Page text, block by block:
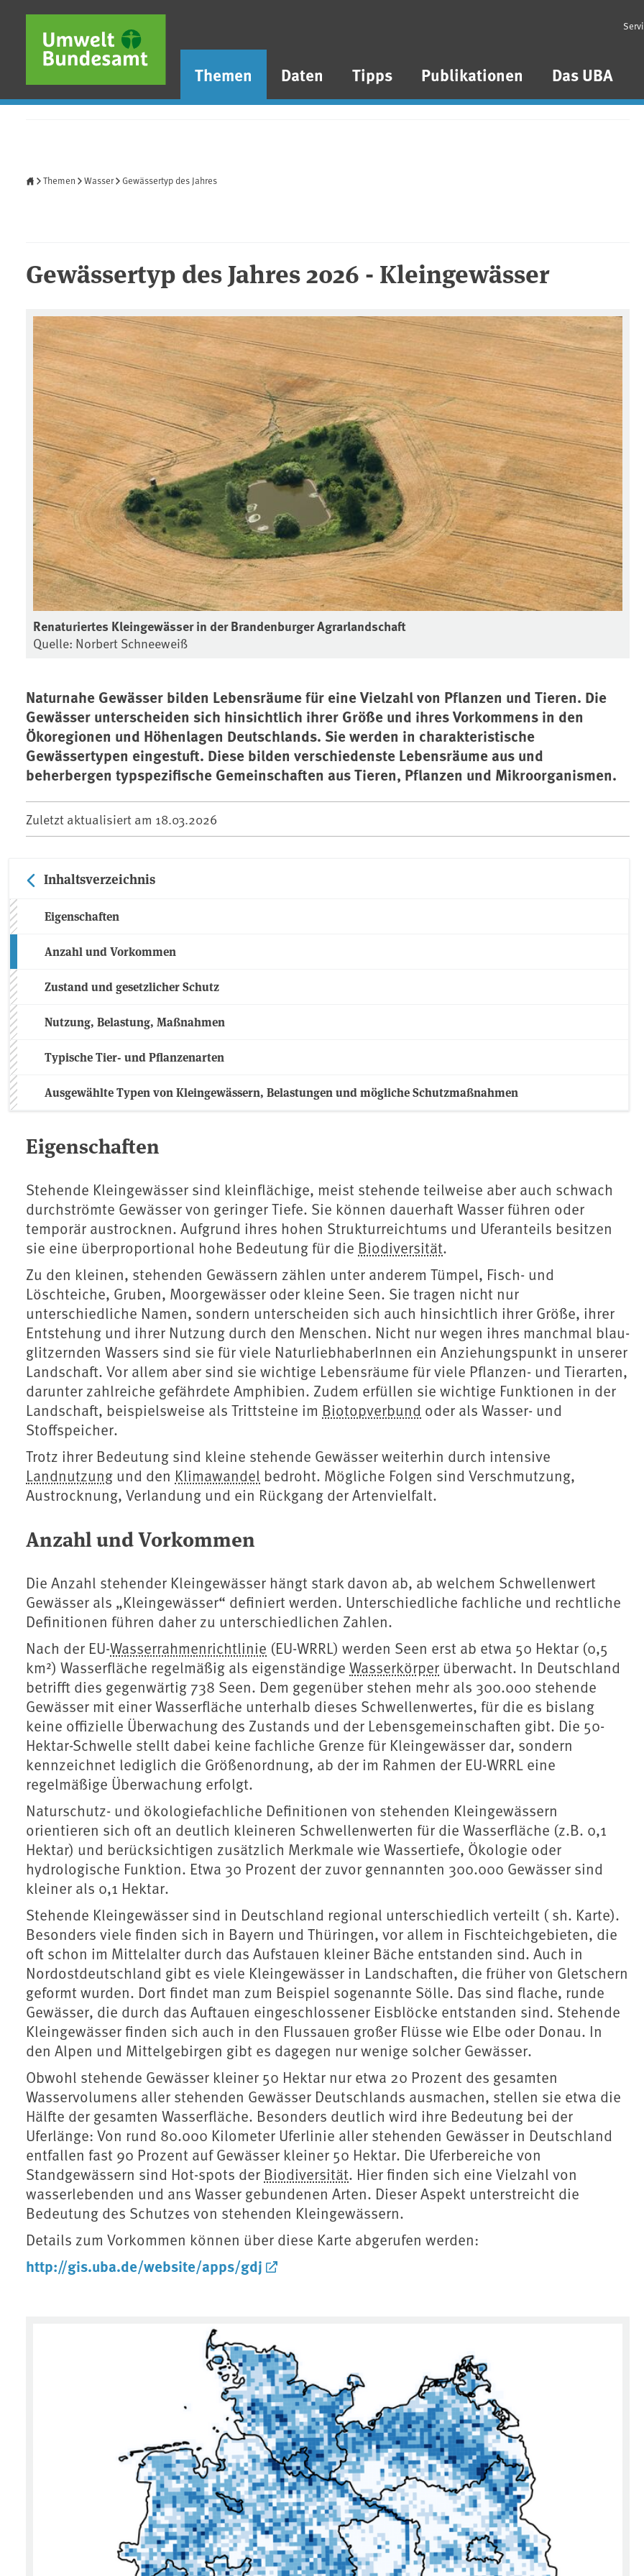
Direkt zum Inhalt
Direkt zum Hauptmenü
Direkt zur Fußzeile
Themen Daten Tipps Publikationen Das UBA
Themen Wasser Gewässertyp des Jahres
Gewässertyp des Jahres 2026 - Kleingewässer
Renaturiertes Kleingewässer in der Brandenburger Agrarlandschaft
Quelle: Norbert Schneeweiß
Naturnahe Gewässer bilden Lebensräume für eine Vielzahl von Pflanzen und Tieren. Die
Gewässer unterscheiden sich hinsichtlich ihrer Größe und ihres Vorkommens in den
Ökoregionen und Höhenlagen Deutschlands. Sie werden in charakteristische
Gewässertypen eingestuft. Diese bilden verschiedenste Lebensräume aus und
beherbergen typspezifische Gemeinschaften aus Tieren, Pflanzen und Mikroorganismen.
Zuletzt aktualisiert am 18.03.2026
Inhaltsverzeichnis
Eigenschaften
Anzahl und Vorkommen
Zustand und gesetzlicher Schutz
Nutzung, Belastung, Maßnahmen
Typische Tier- und Pflanzenarten
Ausgewählte Typen von Kleingewässern, Belastungen und mögliche Schutzmaßnahmen
Eigenschaften
Stehende Kleingewässer sind kleinflächige, meist stehende teilweise aber auch schwach
durchströmte Gewässer von geringer Tiefe. Sie können dauerhaft Wasser führen oder
temporär austrocknen. Aufgrund ihres hohen Strukturreichtums und Uferanteils besitzen
sie eine überproportional hohe Bedeutung für die Biodiversität.
Zu den kleinen, stehenden Gewässern zählen unter anderem Tümpel, Fisch- und
Löschteiche, Gruben, Moorgewässer oder kleine Seen. Sie tragen nicht nur
unterschiedliche Namen, sondern unterscheiden sich auch hinsichtlich ihrer Größe, ihrer
Entstehung und ihrer Nutzung durch den Menschen. Nicht nur wegen ihres manchmal blau-
glitzernden Wassers sind sie für viele NaturliebhaberInnen ein Anziehungspunkt in unserer
Landschaft. Vor allem aber sind sie wichtige Lebensräume für viele Pflanzen- und Tierarten,
darunter zahlreiche gefährdete Amphibien. Zudem erfüllen sie wichtige Funktionen in der
Landschaft, beispielsweise als Trittsteine im Biotopverbund oder als Wasser- und
Stoffspeicher.
Trotz ihrer Bedeutung sind kleine stehende Gewässer weiterhin durch intensive
Landnutzung und den Klimawandel bedroht. Mögliche Folgen sind Verschmutzung,
Austrocknung, Verlandung und ein Rückgang derArtenvielfalt.
Anzahl und Vorkommen
Die Anzahl stehender Kleingewässer hängt stark davon ab, ab welchem Schwellenwert
Gewässer als „Kleingewässer“ definiert werden. Unterschiedliche fachliche und rechtliche
Definitionen führen daher zu unterschiedlichen Zahlen.
Nach der EU-Wasserrahmenrichtlinie (EU-WRRL) werden Seen erst ab etwa 50 Hektar (0,5
km²) Wasserfläche regelmäßig als eigenständige Wasserkörper überwacht. In Deutschland
betrifft dies gegenwärtig 738 Seen. Dem gegenüber stehen mehr als 300.000 stehende
Gewässer mit einer Wasserfläche unterhalb dieses Schwellenwertes, für die es bislang
keine offizielle Überwachung des Zustands und der Lebensgemeinschaften gibt. Die 50-
Hektar-Schwelle stellt dabei keine fachliche Grenze für Kleingewässer dar, sondern
kennzeichnet lediglich die Größenordnung, ab der im Rahmen der EU-WRRL eine
regelmäßige Überwachung erfolgt.
Naturschutz- und ökologiefachliche Definitionen von stehenden Kleingewässern
orientieren sich oft an deutlich kleineren Schwellenwerten für die Wasserfläche (z.B. 0,1
Hektar) und berücksichtigen zusätzlich Merkmale wie Wassertiefe, Ökologie oder
hydrologische Funktion. Etwa 30 Prozent der zuvor gennannten 300.000 Gewässer sind
kleiner als 0,1 Hektar.
Stehende Kleingewässer sind in Deutschland regional unterschiedlich verteilt ( sh. Karte).
Besonders viele finden sich in Bayern und Thüringen, vor allem in Fischteichgebieten, die
oft schon im Mittelalter durch das Aufstauen kleiner Bäche entstanden sind. Auch in
Nordostdeutschland gibt es viele Kleingewässer in Landschaften, die früher von Gletschern
geformt wurden. Dort findet man zum Beispiel sogenannte Sölle. Das sind flache, runde
Gewässer, die durch das Auftauen eingeschlossener Eisblöcke entstanden sind. Stehende
Kleingewässer finden sich auch in den Flussauen großer Flüsse wie Elbe oder Donau. In
den Alpen und Mittelgebirgen gibt es dagegen nur wenige solcher Gewässer.
Obwohl stehende Gewässer kleiner 50 Hektar nur etwa 20 Prozent des gesamten
Wasservolumens aller stehenden Gewässer Deutschlands ausmachen, stellen sie etwa die
Hälfte der gesamten Wasserfläche. Besonders deutlich wird ihre Bedeutung bei der
Uferlänge: Von rund 80.000 Kilometer Uferlinie aller stehenden Gewässer in Deutschland
entfallen fast 90 Prozent auf Gewässer kleiner 50 Hektar. Die Uferbereiche von
Standgewässern sind Hot-spots der Biodiversität. Hier finden sich eine Vielzahl von
wasserlebenden und ans Wasser gebundenen Arten. Dieser Aspekt unterstreicht die
Bedeutung des Schutzes von stehenden Kleingewässern.
Details zum Vorkommen können über diese Karte abgerufen werden:
http://gis.uba.de/website/apps/gdj